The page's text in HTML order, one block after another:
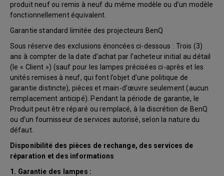
produit neuf ou remis à neuf du même modèle ou d’un modèle
fonctionnellement équivalent.
Garantie standard limitée des projecteurs BenQ
Sous réserve des exclusions énoncées ci-dessous : Trois (3)
ans à compter de la date d’achat par l’acheteur initial au détail
(le « Client ») (sauf pour les lampes précisées ci-après et les
unités remises à neuf, qui font l’objet d’une politique de
garantie distincte), pièces et main-d’œuvre seulement (aucun
remplacement anticipé). Pendant la période de garantie, le
Produit peut être réparé ou remplacé, à la discrétion de BenQ
ou d’un fournisseur de services autorisé, selon la nature du
défaut.
Disponibilité des pièces de rechange, des services de
réparation et des informations
1. Garantie des lampes :